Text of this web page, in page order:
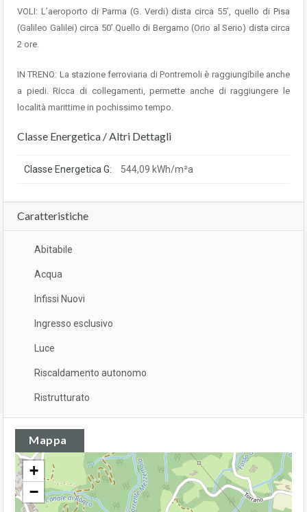
VOLI: L’aeroporto di Parma (G. Verdi) dista circa 55’, quello di Pisa
(Galileo Galilei) circa 50’.Quello di Bergamo (Orio al Serio) dista circa
2 ore.
IN TRENO: La stazione ferroviaria di Pontremoli è raggiungibile anche
a piedi. Ricca di collegamenti, permette anche di raggiungere le
località marittime in pochissimo tempo.
Classe Energetica / Altri Dettagli
Classe Energetica G: 544,09 kWh/m²a
Caratteristiche
Abitabile
Acqua
Infissi Nuovi
Ingresso esclusivo
Luce
Riscaldamento autonomo
Ristrutturato
Mappa
+
−